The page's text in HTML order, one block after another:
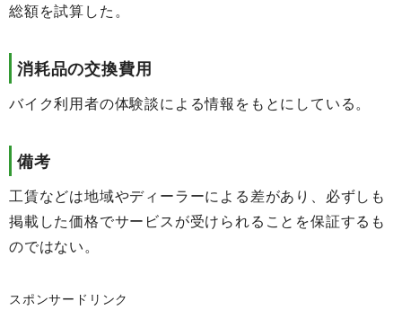
総額を試算した。
消耗品の交換費用
バイク利用者の体験談による情報をもとにしている。
備考
工賃などは地域やディーラーによる差があり、必ずしも
掲載した価格でサービスが受けられることを保証するも
のではない。
スポンサードリンク